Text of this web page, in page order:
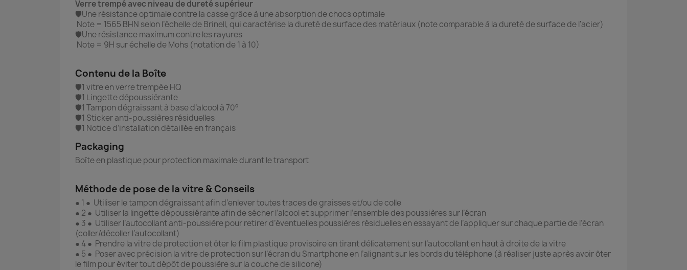
Verre trempé avec niveau de dureté supérieur
🛡️Une résistance optimale contre la casse grâce à une absorption de chocs optimale
Note = 1565 BHN selon l’échelle de Brinell, qui caractérise la dureté de surface des matériaux (note comparable à la dureté de surface de l'acier)
🛡️Une résistance maximum contre les rayures
Note = 9H sur échelle de Mohs (notation de 1 à 10)
Contenu de la Boîte
🛡️1 vitre en verre trempée HQ
🛡️1 Lingette dépoussiérante
🛡️1 Tampon dégraissant à base d’alcool à 70°
🛡️1 Sticker anti-poussières résiduelles
🛡️1 Notice d’installation détaillée en français
Packaging
Boîte en plastique pour protection maximale durant le transport
Méthode de pose de la vitre & Conseils
● 1 ● Utiliser le tampon dégraissant afin d’enlever toutes traces de graisses et/ou de colle
● 2 ● Utiliser la lingette dépoussiérante afin de sécher l’alcool et supprimer l’ensemble des poussières sur l’écran
● 3 ● Utiliser l’autocollant anti-poussière pour retirer d’éventuelles poussières résiduelles en essayant de l’appliquer sur chaque partie de l’écran
(coller/décoller l’autocollant)
● 4 ● Prendre la vitre de protection et ôter le film plastique provisoire en tirant délicatement sur l’autocollant en haut à droite de la vitre
● 5 ● Poser avec précision la vitre de protection sur l’écran du Smartphone en l’alignant sur les bords du téléphone (à réaliser juste après avoir ôter
le film pour éviter tout dépôt de poussière sur la couche de silicone)